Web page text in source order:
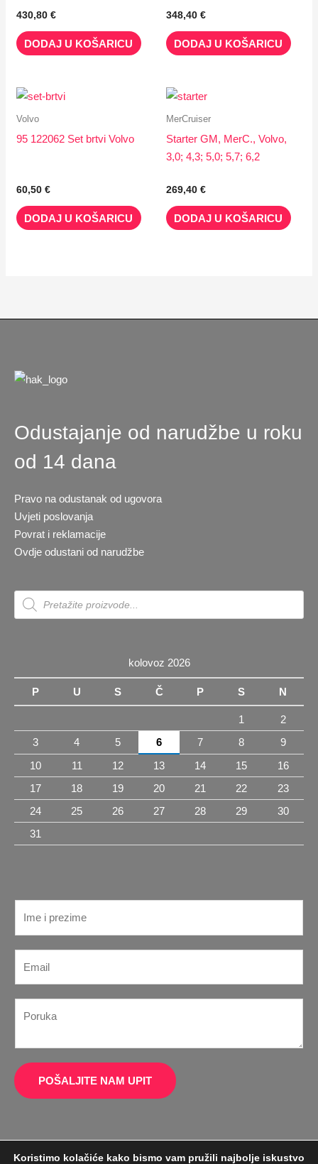
430,80€
DODAJ U KOŠARICU
348,40 €
DODAJ U KOŠARICU
Volvo
95 122062 Set brtvi Volvo
60,50€
DODAJ U KOŠARICU
MerCruiser
Starter GM, MerC., Volvo,
3,0; 4,3; 5,0; 5,7; 6,2
269,40 €
DODAJ U KOŠARICU
Odustajanje od narudžbe u roku
od 14 dana
Pravo na odustanak od ugovora
Uvjeti poslovanja
Povrat i reklamacije
Ovdje odustani od narudžbe
Products
search
kolovoz 2026
P U S Č P S N
1
2
3
4 5 6 7 8
9
10
11 12 13 14 15
16
17
18 19 20 21 22
23
24
25 26 27 28 29
30
31
P
r
I
m
*
k
a
POŠALJITE NAM UPIT
Koristimo kolačiće kako bismo vam pružili najbolje iskustvo